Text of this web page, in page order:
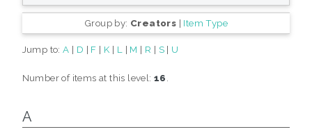
Group by: Creators | Item Type
Jump to:A | D | F | K | L | M | R | S| U
Number of items at this level:16
A